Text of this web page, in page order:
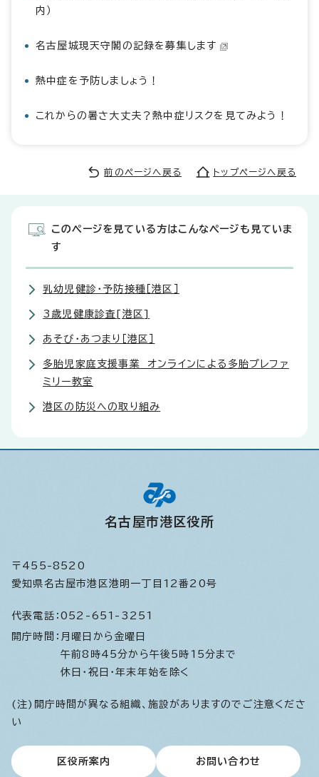
内）
名古屋城現天守閣の記録を募集します
熱中症を予防しましょう！
これからの暑さ大丈夫？熱中症リスクを見てみよう！
前のページへ戻る トップページへ戻る
このページを見ている方はこんなページも見ていま
す
乳幼児健診・予防接種［港区］
3歳児健康診査[港区]
あそび・あつまり［港区］
多胎児家庭支援事業 オンラインによる多胎プレファ
ミリー教室
港区の防災への取り組み
名古屋市港区役所
〒455-8520
愛知県名古屋市港区港明一丁目12番20号
代表電話： 052-651-3251
開庁時間： 月曜日から金曜日
午前8時45分から午後5時15分まで
休日・祝日・年末年始を除く
(注)開庁時間が異なる組織、施設がありますのでご注意くださ
い
区役所案内 お問い合わせ